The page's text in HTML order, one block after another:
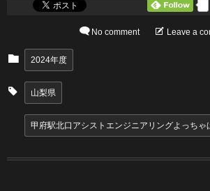
No comment Leave a
2024年度
山梨県
甲府駅北口アシストエンジニアリングよっちゃ